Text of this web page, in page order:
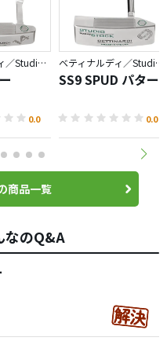
ベティナルディ／Studio Stock
0.0
ベティナルディ／Studio Stock
SS9 SPUD パター
0.0
商品一覧
なのQ&A